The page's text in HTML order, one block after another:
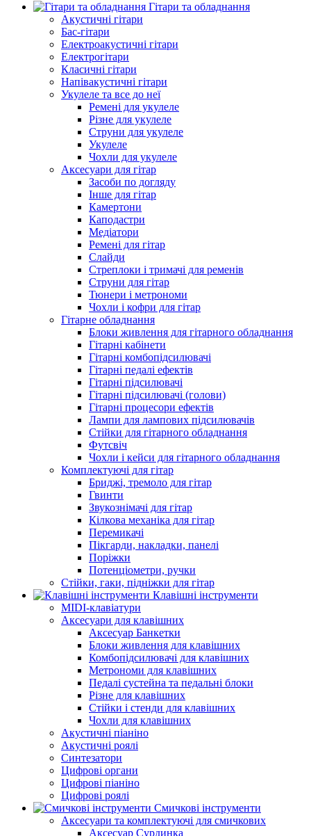
Гітари та обладнання
Акустичні гітари
Бас-гітари
Електроакустичні гітари
Електрогітари
Класичні гітари
Напівакустичні гітари
Укулеле та все до неї
Ремені для укулеле
Різне для укулеле
Струни для укулеле
Укулеле
Чохли для укулеле
Аксесуари для гітар
Засоби по догляду
Інше для гітар
Камертони
Каподастри
Медіатори
Ремені для гітар
Слайди
Стреплоки і тримачі для ременів
Струни для гітар
Тюнери і метрономи
Чохли і кофри для гітар
Гітарне обладнання
Блоки живлення для гітарного обладнання
Гітарні кабінети
Гітарні комбопідсилювачі
Гітарні педалі ефектів
Гітарні підсилювачі
Гітарні підсилювачі (голови)
Гітарні процесори ефектів
Лампи для лампових підсилювачів
Стійки для гітарного обладнання
Футсвіч
Чохли і кейси для гітарного обладнання
Комплектуючі для гітар
Бриджі, тремоло для гітар
Гвинти
Звукознімачі для гітар
Кілкова механіка для гітар
Перемикачі
Пікгарди, накладки, панелі
Поріжки
Потенціометри, ручки
Стійки, гаки, підніжки для гітар
Клавішні інструменти
MIDI-клавіатури
Аксесуари для клавішних
Аксесуар Банкетки
Блоки живлення для клавішних
Комбопідсилювачі для клавішних
Метрономи для клавішних
Педалі сустейна та педальні блоки
Різне для клавішних
Стійки і стенди для клавішних
Чохли для клавішних
Акустичні піаніно
Акустичні роялі
Синтезатори
Цифрові органи
Цифрові піаніно
Цифрові роялі
Смичкові інструменти
Аксесуари та комплектуючі для смичкових
Аксесуар Сурдинка